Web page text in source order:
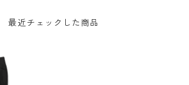
最近チェックした商品